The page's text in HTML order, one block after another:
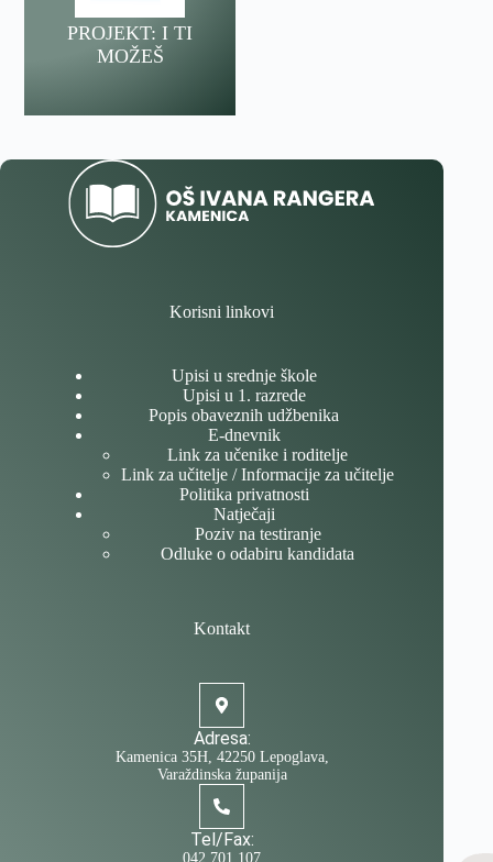
PROJEKT: I TI
MOŽEŠ
Korisni linkovi
Upisi u srednje škole
Upisi u 1. razrede
Popis obaveznih udžbenika
E-dnevnik
Link za učenike i roditelje
Link za učitelje / Informacije za učitelje
Politika privatnosti
Natječaji
Poziv na testiranje
Odluke o odabiru kandidata
Kontakt
Adresa:
Kamenica 35H, 42250 Lepoglava,
Varaždinska županija
Tel/Fax:
042 701 107